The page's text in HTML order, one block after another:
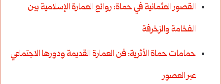
القصور العثمانية في حماة: روائع العمارة الإسلامية بين
الفخامة والزخرفة
حمامات حماة الأثرية: فن العمارة القديمة ودورها الاجتماعي
عبر العصور